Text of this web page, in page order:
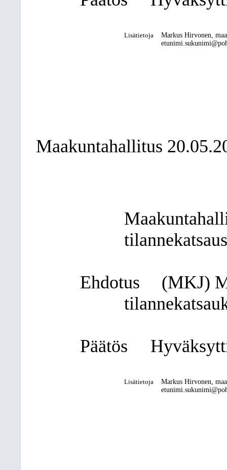
Lisätietoja
Markus Hirvonen,
Maakuntahallitus
Ehdotus
(MKJ)
Päätös
Lisätietoja
Markus Hirvonen,